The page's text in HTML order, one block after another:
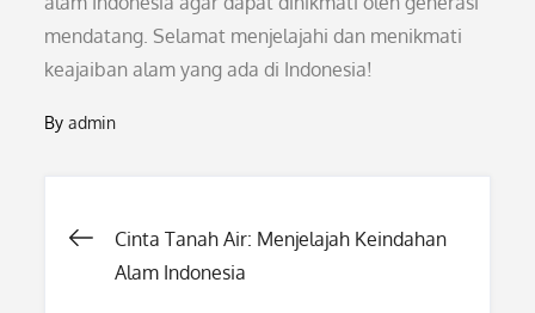
mendatang. Selamat menjelajahi dan menikmati
keajaiban alam yang ada di Indonesia!
Byadmin
Post
Cinta Tanah Air: Menjelajah Keindahan
Alam Indonesia